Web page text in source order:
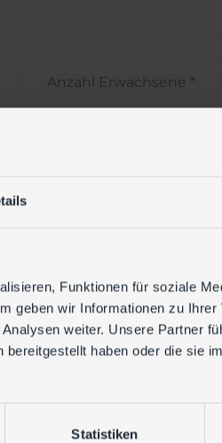
Funktionen für soziale
geben wir Informationen zu Ihrer
weiter. Unsere Partner
haben oder die sie
Statistiken
wir nur im Rahmen der
die Sie